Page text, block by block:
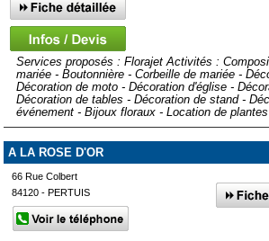
Services proposés : Florajet Activités :
mariée - Boutonnière - Corbeille de mariée -
Décoration de moto - Décoration d'église -
Décoration de tables - Décoration de stand -
événement - Bijoux floraux - Location de
A LA ROSE D'OR
66 Rue Colbert
84120 - PERTUIS